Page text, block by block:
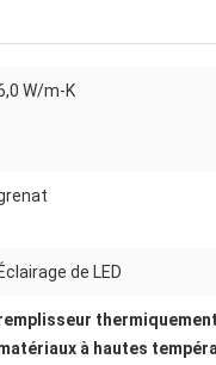
W/m-K
Éclairage de LED
à hautes